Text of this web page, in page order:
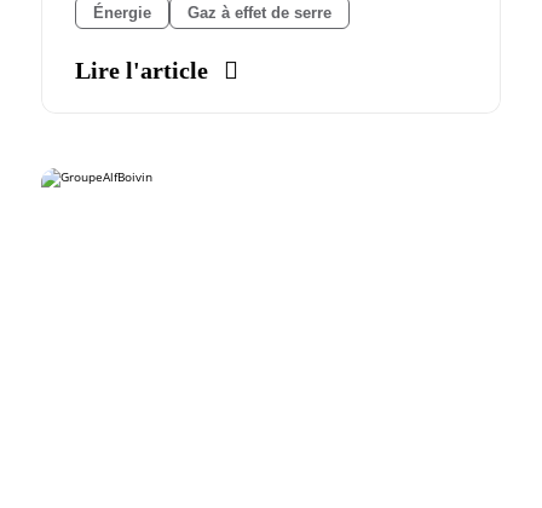
Énergie Gaz à effet de serre
Lire l'article